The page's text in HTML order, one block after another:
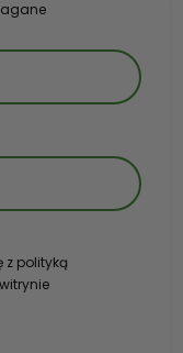
z polityką